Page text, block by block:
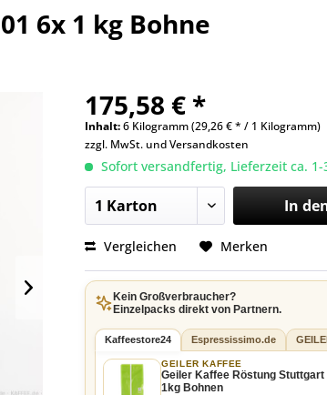
6x 1 kg Bohne
175,58 € *
Inhalt:6 Kilogramm (29,26 € * / 1 Kilogramm)
zzgl. MwSt. undVersandkosten
Sofort versandfertig, Lieferzeit ca. 1-
In
Vergleichen Merken
Kein Großverbraucher?
Einzelpacks direkt von Partnern.
Kaffeestore24 Espressissimo.de
GEILER KAFFEE
Geiler Kaffee Röstung Stuttgart
1kg Bohnen